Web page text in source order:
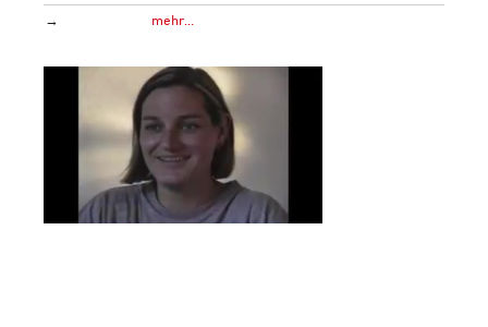
→
mehr…